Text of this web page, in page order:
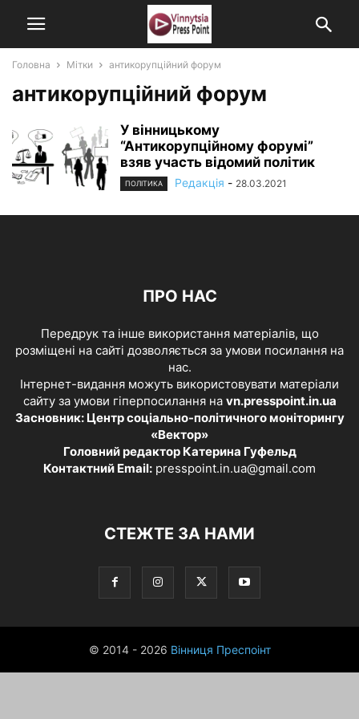
Головна Мітки антикорупційний форум
антикорупційний форум
У вінницькому
“Антикорупційному форумі”
взяв участь відомий політик
ПОЛІТИКА Редакція - 28.03.2021
ПРО НАС
Передрук та інше використання матеріалів, що
розміщені на сайті дозволяється за умови посилання на
нас.
Інтернет-видання можуть використовувати матеріали
сайту за умови гіперпосилання на vn.presspoint.in.ua
Засновник: Центр соціально-політичного моніторингу
«Вектор»
Головний редактор Катерина Гуфельд
Контактний Email: presspoint.in.ua@gmail.com
СТЕЖТЕ ЗА НАМИ
© 2014 - 2026 Вінниця Преспоінт